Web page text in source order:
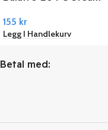
155 kr
Legg I Handlekurv
Betal med: